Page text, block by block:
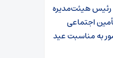
رئیس هیئت‌مدیره
اجتماعی
به مناسبت عید